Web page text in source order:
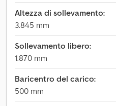
Altezza di sollevamento:
3.845 mm
Sollevamento libero:
1.870 mm
Baricentro del carico:
500 mm